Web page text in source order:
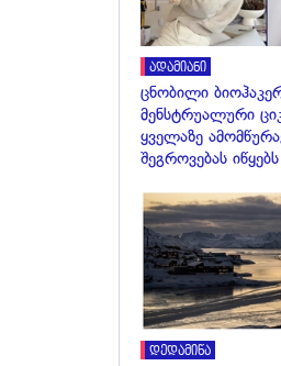
ადამიანი
ცნობილი
მენსტრუალური
ყველაზე
შეგროვებას იწყებს
დედამიწა